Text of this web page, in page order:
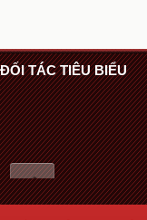
ĐỐI TÁC TIÊU BIỂU